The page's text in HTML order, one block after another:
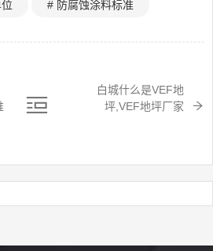
# 防腐蚀涂料标准
白城什么是VEF地
坪,VEF地坪厂家